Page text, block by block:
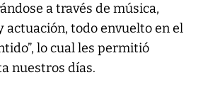
a través de música,
actuación, todo envuelto en el
lo cual les permitió
nuestros días.